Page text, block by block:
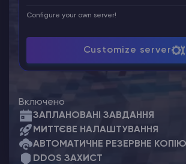
Configure your own server!
Customize server
Включено
ЗАПЛАНОВАНІ ЗАВДАННЯ
МИТТЄВЕ НАЛАШТУВАННЯ
АВТОМАТИЧНЕ РЕЗЕРВНЕ
DDOS ЗАХИСТ